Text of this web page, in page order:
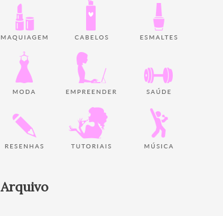
Arquivo